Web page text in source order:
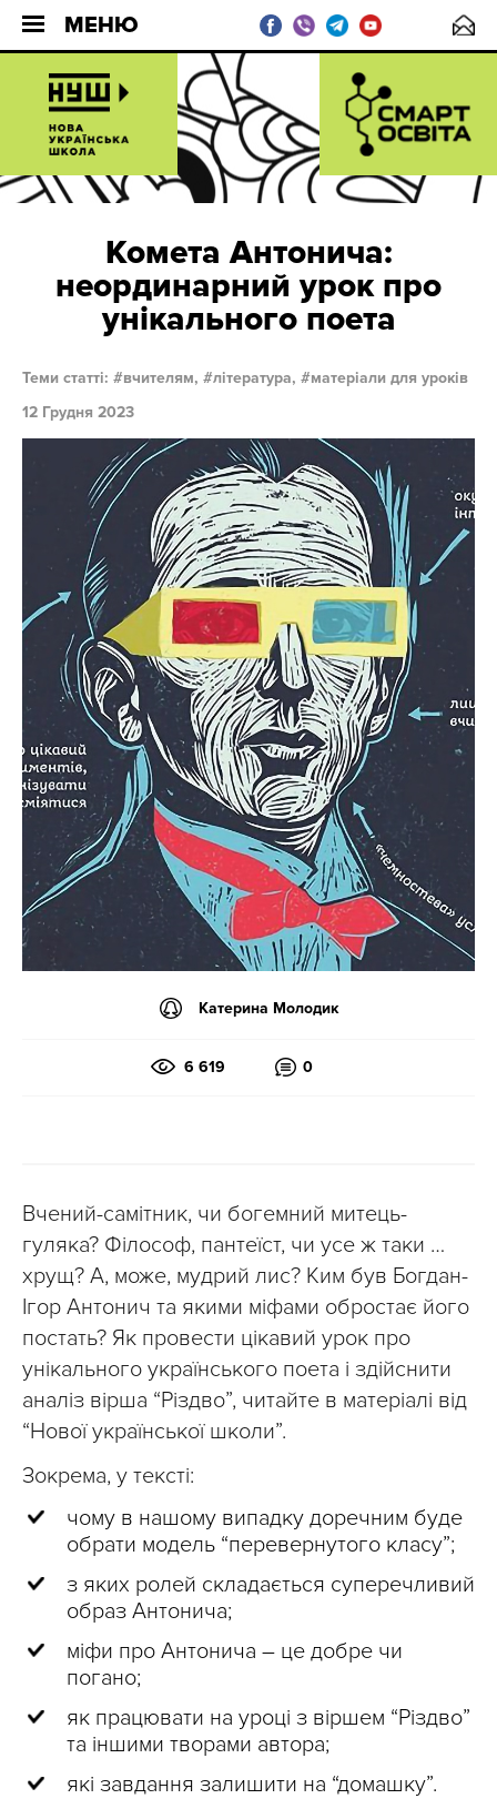
МЕНЮ
Комета Антонича:
неординарний урок про
унікального поета
Теми статті: вчителям, література,
матеріали для уроків
12 Грудня 2023
Катерина Молодик
6 619 0
Вчений-самітник, чи богемний митець-
гуляка? Філософ, пантеїст, чи усе ж таки …
хрущ? А, може, мудрий лис? Ким був Богдан-
Ігор Антонич та якими міфами обростає його
постать? Як провести цікавий урок про
унікального українського поета і здійснити
аналіз вірша “Різдво”, читайте в матеріалі від
“Нової української школи”.
Зокрема, у тексті:
чому в нашому випадку доречним буде
обрати модель “перевернутого класу”;
з яких ролей складається суперечливий
образ Антонича;
міфи про Антонича – це добре чи
погано;
як працювати на уроці з віршем “Різдво”
та іншими творами автора;
які завдання залишити на “домашку”.